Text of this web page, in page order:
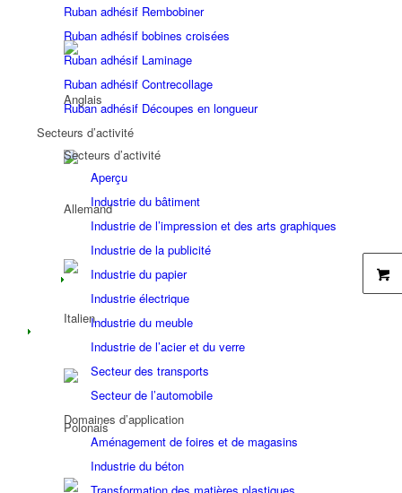
Ruban adhésif Rembobiner
Ruban adhésif bobines croisées
Ruban adhésif Laminage
Ruban adhésif Contrecollage
Ruban adhésif Découpes en longueur
Secteurs d’activité
Secteurs d’activité
Aperçu
Industrie du bâtiment
Industrie de l’impression et des arts graphiques
Industrie de la publicité
Industrie du papier
Industrie électrique
Industrie du meuble
Industrie de l’acier et du verre
Secteur des transports
Secteur de l’automobile
Domaines d’application
Aménagement de foires et de magasins
Industrie du béton